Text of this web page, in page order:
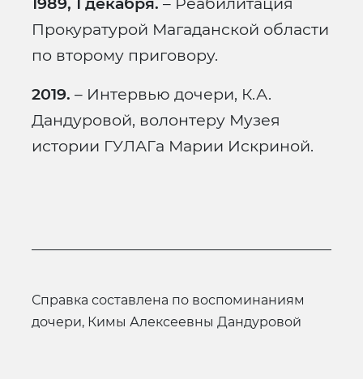
Прокуратурой Магаданской области
по второму приговору.
2019. – Интервью дочери, К.А.
Дандуровой, волонтеру Музея
истории ГУЛАГа Марии Искриной.
справка составлена по воспоминаниям
дочери, Кимы Алексеевны Дандуровой